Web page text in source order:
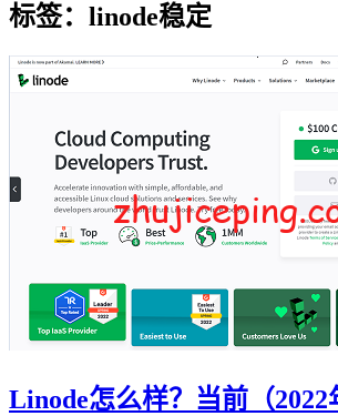
标签：linode稳定
Linode怎么样？当前（2022